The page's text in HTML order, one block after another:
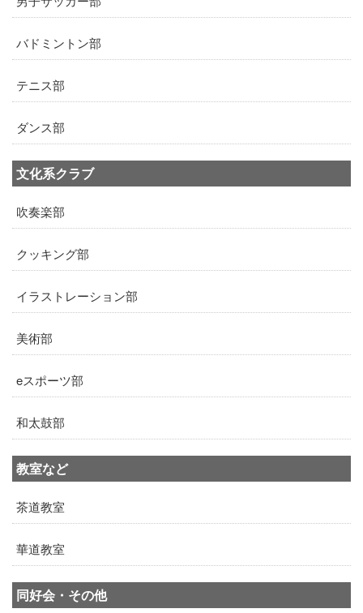
バドミントン部
テニス部
ダンス部
文化系クラブ
吹奏楽部
クッキング部
イラストレーション部
美術部
eスポーツ部
和太鼓部
教室など
茶道教室
華道教室
同好会・その他